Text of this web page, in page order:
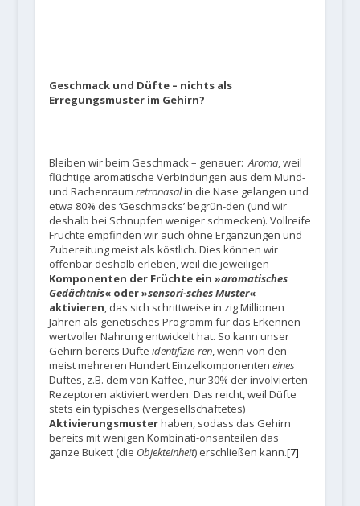
Geschmack und Düfte – nichts als
Erregungsmuster im Gehirn?
Bleiben wir beim Geschmack – genauer:Aroma, weil
flüchtige aromatische Verbindungen aus dem Mund-
und Rachenraum retronasalin die Nase gelangen und
etwa 80% des ‘Geschmacks’ begrün-den (und wir
deshalb bei Schnupfen weniger schmecken). Vollreife
Früchte empfinden wir auch ohne Ergänzungen und
Zubereitung meist als köstlich. Dies können wir
offenbar deshalb erleben, weil die jeweiligen
Komponenten der Früchte ein »aromatisches
Gedächtnis« oder »sensori-sches Muster«
aktivieren, das sich schrittweise in zig Millionen
Jahren als genetisches Programm für das Erkennen
wertvoller Nahrung entwickelt hat. So kann unser
Gehirn bereits Düfte identifizie-ren, wenn von den
meist mehreren Hundert Einzelkomponenten eines
Duftes, z.B. dem von Kaffee, nur 30% der involvierten
Rezeptoren aktiviert werden. Das reicht, weil Düfte
stets ein typisches (vergesellschaftetes)
Aktivierungsmusterhaben, sodass das Gehirn
bereits mit wenigen Kombinati-onsanteilen das
ganze Bukett (die Objekteinheit) erschließen kann.[7]